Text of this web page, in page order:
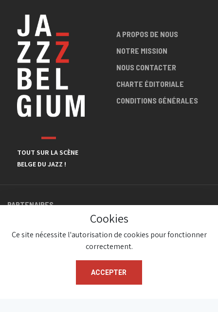
TOUT SUR LA SCÈNE
BELGE DU JAZZ !
A PROPOS DE NOUS
NOTRE MISSION
NOUS CONTACTER
CHARTE ÉDITORIALE
CONDITIONS GÉNÉRALES
PARTENAIRES
© JazzInBelgium 2026 ( Version 1.1.2)
Cookies
Ce site nécessite l'autorisation de cookies pour fonctionner
correctement.
ACCEPTER